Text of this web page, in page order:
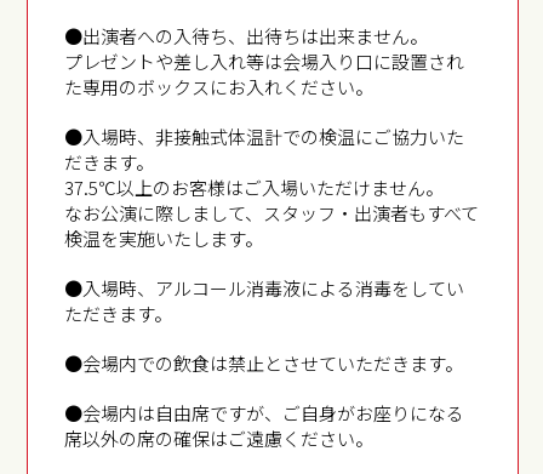
●出演者への入待ち、出待ちは出来ません。
プレゼントや差し入れ等は会場入り口に設置され
た専用のボックスにお入れください。
●入場時、非接触式体温計での検温にご協力いた
だきます。
37.5℃以上のお客様はご入場いただけません。
なお公演に際しまして、スタッフ・出演者もすべて
検温を実施いたします。
●入場時、アルコール消毒液による消毒をしてい
ただきます。
●会場内での飲食は禁止とさせていただきます。
●会場内は自由席ですが、ご自身がお座りになる
席以外の席の確保はご遠慮ください。